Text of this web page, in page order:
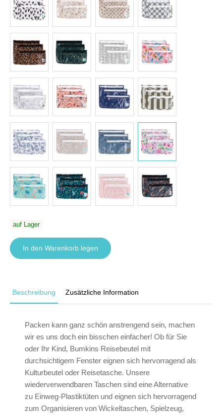
auf Lager
In den Warenkorb legen
Beschreibung Zusätzliche Information
Packen kann ganz schön anstrengend sein, machen
wir es uns doch ein bisschen einfacher! Ob für Sie
oder Ihr Kind, Bumkins Reisebeutel mit
durchsichtigem Fenster eignen sich hervorragend als
Kulturbeutel oder Reisetasche. Unsere
wiederverwendbaren Taschen sind eine Alternative
zu Einweg-Plastiktüten und eignen sich hervorragend
zum Organisieren von Wickeltaschen, Spielzeug,